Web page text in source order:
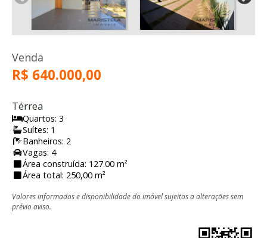
Venda
R$ 640.000,00
Térrea
Quartos: 3
Suítes: 1
Banheiros: 2
Vagas: 4
Área construída: 127.00 m²
Área total: 250,00 m²
Valores informados e disponibilidade do imóvel sujeitos a alterações sem
prévio aviso.